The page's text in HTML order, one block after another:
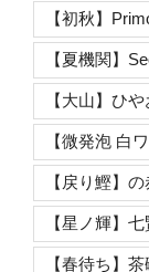
【初秋】
【夏機関】
【大山】ひ
【微発泡 白
【戻り鰹】
【星ノ輝】
【春待ち】